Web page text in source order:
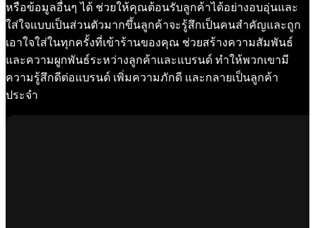
หรือข้อมูลอื่นๆ ได้ ช่วยให้คุณต้อนรับลูกค้าได้อย่างอบอุ่นและ
ใส่ใจแบบเป็นส่วนตัวมากขึ้นลูกค้าจะรู้สึกเป็นคนสำคัญและถูก
เอาใจใส่ในทุกครั้งที่เข้าร้านของคุณ ช่วยสร้างความสัมพันธ์
และความผูกพันธ์ระหว่างลูกค้าและแบรนด์ ทำให้พวกเขามี
ความรู้สึกดีต่อแบรนด์ เพิ่มความภักดี และกลายเป็นลูกค้า
ประจำ